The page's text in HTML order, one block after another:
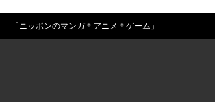
「ニッポンのマンガ＊アニメ＊ゲーム」